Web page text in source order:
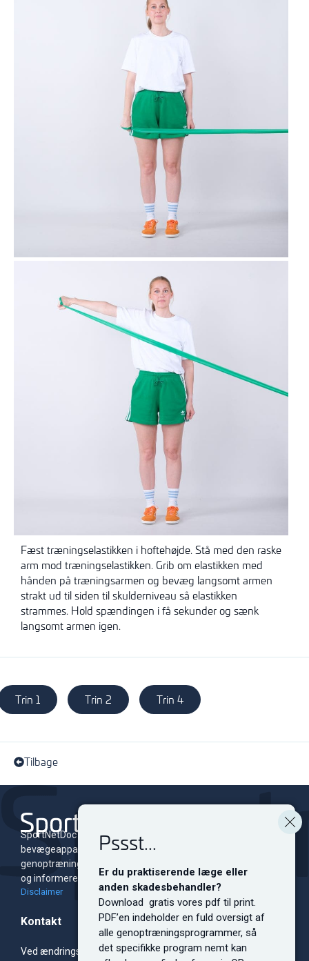
Pssst...
Er du praktiserende læge eller
anden skadesbehandler?
Download gratis vores pdf til print.
PDF’en indeholder en fuld oversigt af
alle genoptræningsprogrammer, så
det specifikke program nemt kan
Fæst træningselastikken i hoftehøjde. Stå med den raske
arm mod træningselastikken. Grib om elastikken med
hånden på træningsarmen og bevæg langsomt armen
strakt ud til siden til skulderniveau så elastikken
strammes. Hold spændingen i få sekunder og sænk
langsomt armen igen.
Trin 1 Trin 2 Trin 4
Tilbage
SportNetDoc er et online leksikon for skader i
bevægeapparatet med tilhørende
genoptræningsprogrammer. Siden er dedikeret til at oplyse
og informere både fagfolk og sportsudøvere på alle niveauer.
Disclaimer
Kontakt
Ved ændringsforslag, sponsorsamarbejde, bannerreklamer